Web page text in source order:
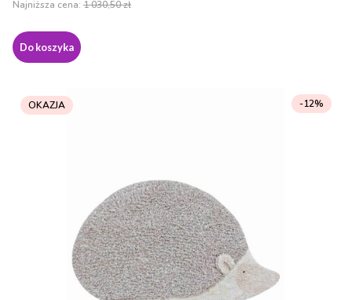
Najniższa cena: 1 030,50 zł
Do koszyka
OKAZJA -12%